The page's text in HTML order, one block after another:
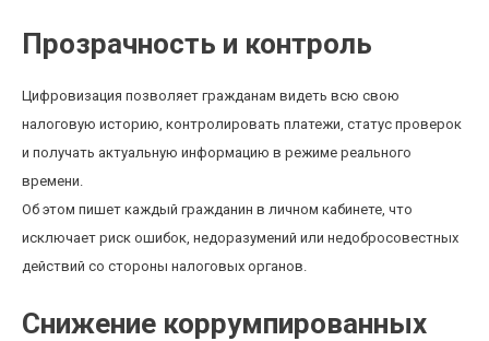
Прозрачность и контроль
Цифровизация позволяет гражданам видеть всю свою
налоговую историю, контролировать платежи, статус проверок
и получать актуальную информацию в режиме реального
времени.
Об этом пишет каждый гражданин в личном кабинете, что
исключает риск ошибок, недоразумений или недобросовестных
действий со стороны налоговых органов.
Снижение коррумпированных